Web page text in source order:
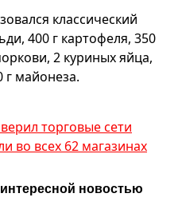
классический
400 г картофеля, 350
2 куриных яйца,
г майонеза.
торговые сети
во всех 62 магазинах
новостью